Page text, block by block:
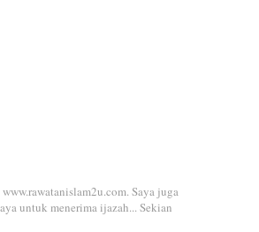
Saya juga
untuk menerima ijazah... Sekian